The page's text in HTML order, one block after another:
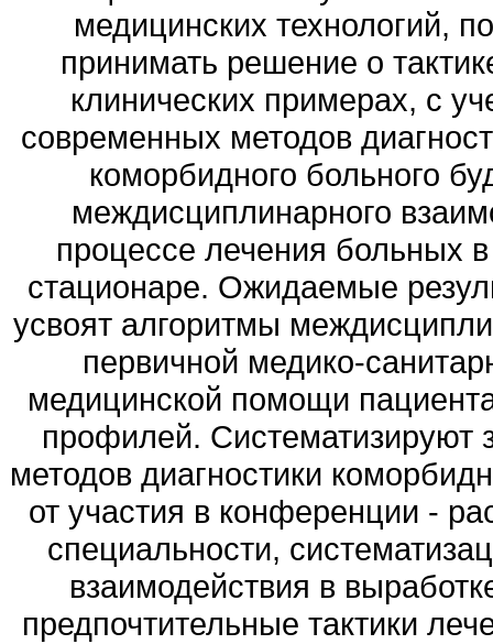
медицинских технологий,
принимать решение о
клинических примерах, с
современных методов
коморбидного больного
междисциплинарного
процессе лечения больных
стационаре. Ожидаемые
усвоят алгоритмы
первичной медико-
медицинской помощи
профилей. Систематизируют
методов диагностики
от участия в конференции -
специальности,
взаимодействия в
предпочтительные тактики